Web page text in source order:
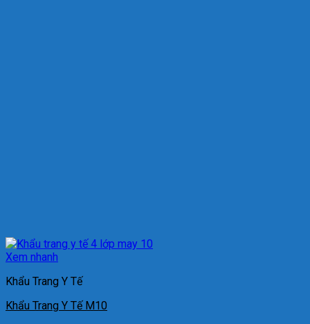
Xem nhanh
Khẩu Trang Y Tế
Khẩu Trang Y Tế M10